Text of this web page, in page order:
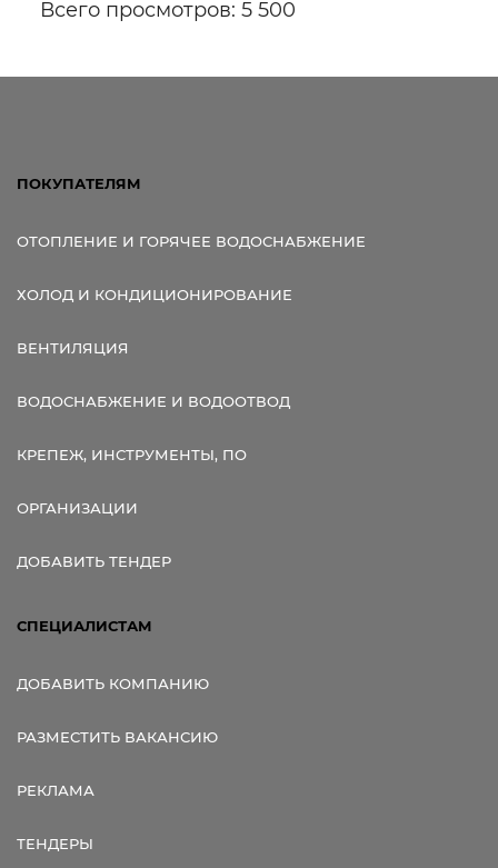
Всего просмотров: 5 500
ПОКУПАТЕЛЯМ
ОТОПЛЕНИЕ И ГОРЯЧЕЕ ВОДОСНАБЖЕНИЕ
ХОЛОД И КОНДИЦИОНИРОВАНИЕ
ВЕНТИЛЯЦИЯ
ВОДОСНАБЖЕНИЕ И ВОДООТВОД
КРЕПЕЖ, ИНСТРУМЕНТЫ, ПО
ОРГАНИЗАЦИИ
ДОБАВИТЬ ТЕНДЕР
СПЕЦИАЛИСТАМ
ДОБАВИТЬ КОМПАНИЮ
РАЗМЕСТИТЬ ВАКАНСИЮ
РЕКЛАМА
ТЕНДЕРЫ